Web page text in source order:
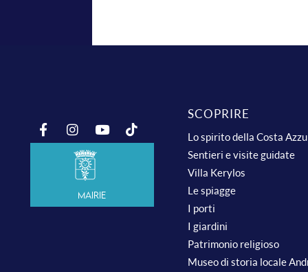
Mairie
SCOPRIRE
Lo spirito della Costa
Sentieri e visite guidate
Villa Kerylos
Le spiagge
I porti
I giardini
Patrimonio religioso
Museo di storia locale